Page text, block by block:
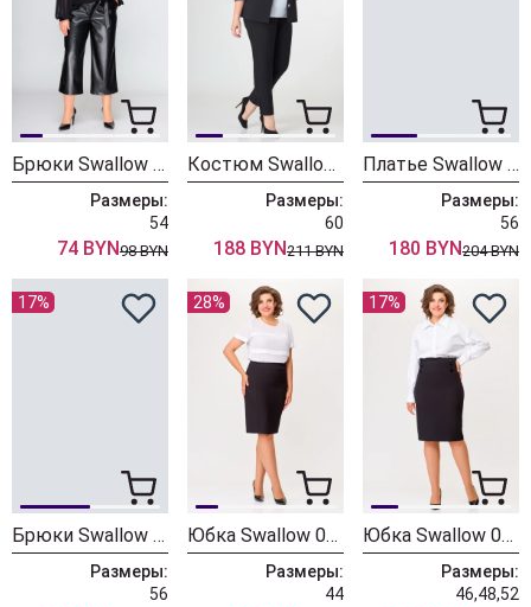
Брюки Swallow 421 черный
Размеры:
54
74 BYN98 BYN
Костюм Swallow 388 черный
Размеры:
60
188 BYN211 BYN
Платье Swallow 281 черный
Размеры:
56
180 BYN204 BYN
17%
Брюки Swallow 305 черный
Размеры:
56
28%
Юбка Swallow 040
Размеры:
44
17%
Юбка Swallow 005
Размеры:
46,48,52